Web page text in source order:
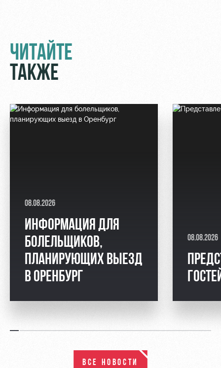
ЧИТАЙТЕ
ТАКЖЕ
08.08.2026
ИНФОРМАЦИЯ ДЛЯ
БОЛЕЛЬЩИКОВ,
ПЛАНИРУЮЩИХ ВЫЕЗД
В ОРЕНБУРГ
08.08.2026
ВСЕ НОВОСТИ